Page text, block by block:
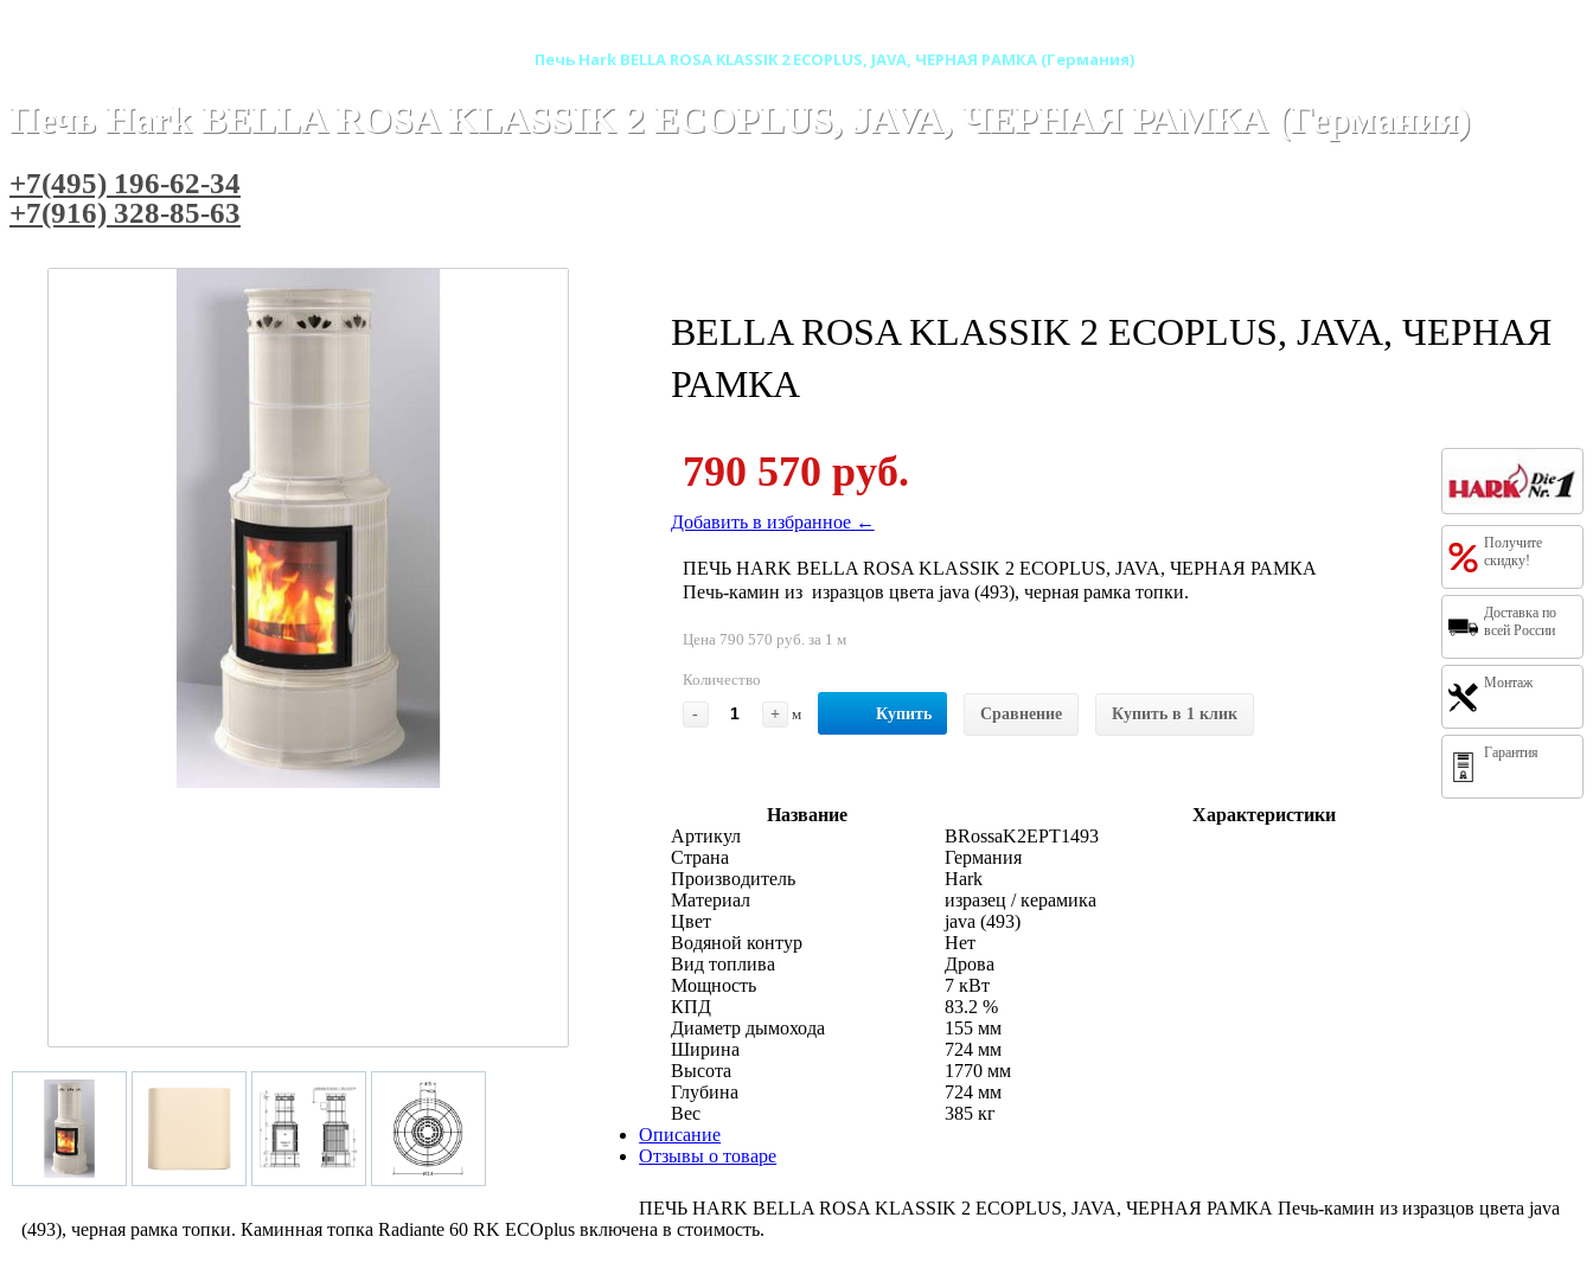
Печь Hark BELLA ROSA KLASSIK 2 ECOPLUS, JAVA, ЧЕРНАЯ РАМКА (Германия)
Печь Hark BELLA ROSA KLASSIK 2 ECOPLUS, JAVA, ЧЕРНАЯ РАМКА (Германия)
+7(495) 196-62-34
+7(916) 328-85-63
BELLA ROSA KLASSIK 2 ECOPLUS, JAVA, ЧЕРНАЯ
РАМКА
Получите
скидку!
Доставка по
всей России
Монтаж
Гарантия
790 570 руб.
Добавить в избранное ←
ПЕЧЬ HARK BELLA ROSA KLASSIK 2 ECOPLUS, JAVA, ЧЕРНАЯ РАМКА
Печь-камин из изразцов цвета java (493), черная рамка топки.
Цена 790 570 руб. за 1 м
Количество
-
+ м Купить Сравнение Купить в 1 клик
Название
Характеристики
Артикул
BRossaK2EPT1493
Страна
Германия
Производитель
Hark
Материал
изразец / керамика
Цвет
java (493)
Водяной контур
Нет
Вид топлива
Дрова
Мощность
7 кВт
КПД
83.2 %
Диаметр дымохода
155 мм
Ширина
724 мм
Высота
1770 мм
Глубина
724 мм
Вес
385 кг
Описание
Отзывы о товаре
ПЕЧЬ HARK BELLA ROSA KLASSIK 2 ECOPLUS, JAVA, ЧЕРНАЯ РАМКА Печь-камин из изразцов цвета java
(493), черная рамка топки. Каминная топка Radiante 60 RK ECOplus включена в стоимость.